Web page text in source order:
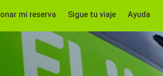
mi reserva Sigue tu viaje Ayuda